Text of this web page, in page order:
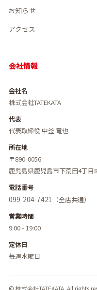
お知らせ
アクセス
会社情報
会社名
株式会社TATEKATA
代表
代表取締役 中釜 竜也
所在地
〒890-0056
鹿児島県鹿児島市下荒田4丁目
電話番号
099-204-7421 （全店共通）
営業時間
9:00 - 19:00
定休日
毎週水曜日